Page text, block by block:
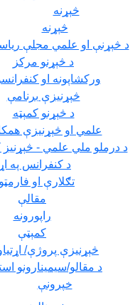
څېړنه
څېړنه
د څېړنې او علمي مجلې
د څېړنو مرکز
ورکشاپونه او
څېړنيزې برنامې
د څېړنو کمېټه
علمي او څېړنيزې
د درملو ملي علمي -
د کنفرانس په
تګلارې او
مقالې
راپورونه
کمېټې
څېړنيزې پروژې/
د مقالو/سیمینارونو
خپرونې